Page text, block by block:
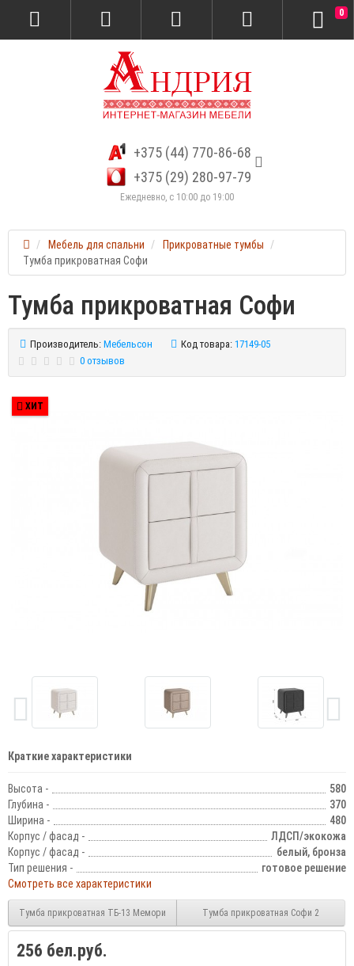
+375 (44) 770-86-68
+375 (29) 280-97-79
Ежедневно, с 10:00 до 19:00
0
Мебель для спальни
Прикроватные тумбы
Тумба прикроватная Софи
Тумба прикроватная Софи
Производитель: Мебельсон Код товара: 17149-05
0 отзывов
ХИТ
Краткие характеристики
Высота -
580
Глубина -
370
Ширина -
480
Корпус / фасад -
ЛДСП/экокожа
Корпус / фасад -
белый, бронза
Тип решения -
готовое решение
Смотреть все характеристики
Тумба прикроватная ТБ-13 Мемори Тумба прикроватная Софи 2
256 бел.руб.